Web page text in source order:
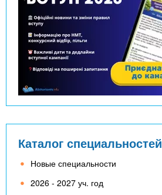
Каталог специальностей
Новые специальности
2026 - 2027 уч. год